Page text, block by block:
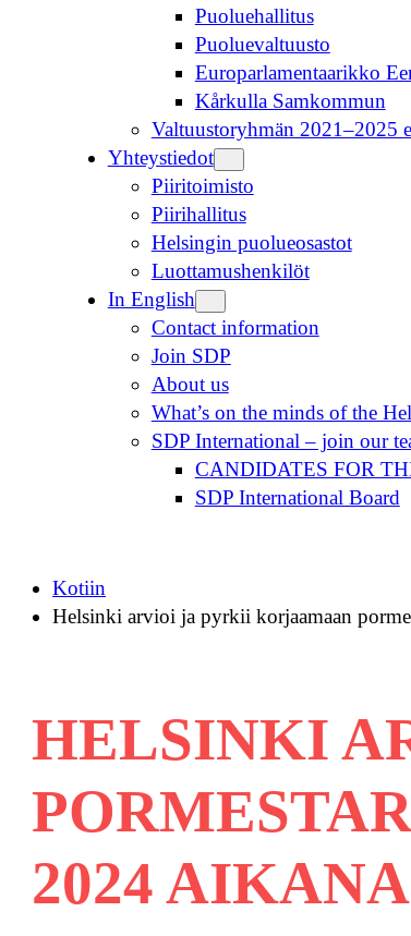
Puoluehallitus
Puoluevaltuusto
Europarlamentaarikko
Kårkulla Samkommun
Valtuustoryhmän 2021–2025
Yhteystiedot
Piiritoimisto
Piirihallitus
Helsingin puolueosastot
Luottamushenkilöt
In English
Contact information
Join SDP
About us
What’s on the minds of the
SDP International – join our
CANDIDATES FOR
SDP International Board
Kotiin
Helsinki arvioi ja pyrkii korjaamaan
HELSINKI
2024 AIKANA